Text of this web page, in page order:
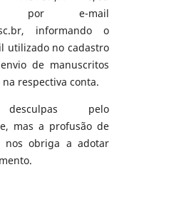
por e-mail
informando o
utilizado no cadastro
de manuscritos
respectiva conta.
desculpas pelo
mas a profusão de
nos obriga a adotar